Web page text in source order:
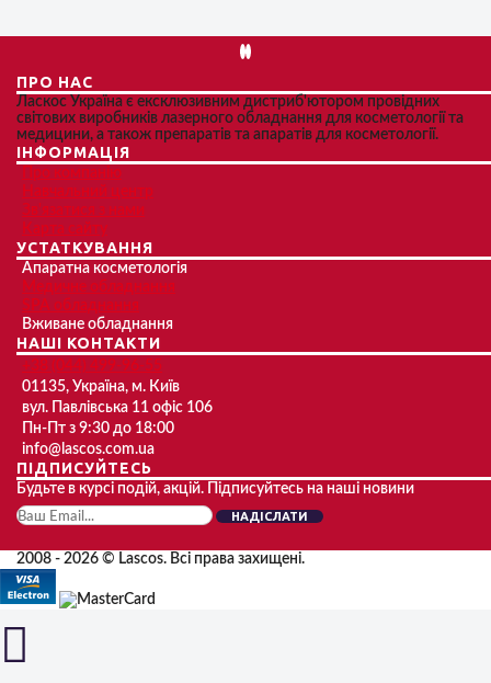
ПРО НАС
Ласкос Україна є ексклюзивним дистриб'ютором провідних
світових виробників лазерного обладнання для косметології та
медицини, а також препаратів та апаратів для косметології.
ІНФОРМАЦІЯ
Про компанію
Навчальний центр
Зв'язатися з нами
Карта сайту
УСТАТКУВАННЯ
Апаратна косметологія
Медичне обладнання
SPA обладнання
Вживане обладнання
НАШІ КОНТАКТИ
+38 (044) 499-96-55
01135, Україна, м. Київ
вул. Павлівська 11 офіс 106
Пн-Пт з 9:30 до 18:00
info@lascos.com.ua
ПІДПИСУЙТЕСЬ
Будьте в курсі подій, акцій. Підписуйтесь на наші новини
НАДІСЛАТИ
2008 - 2026 © Lascos. Всі права захищені.